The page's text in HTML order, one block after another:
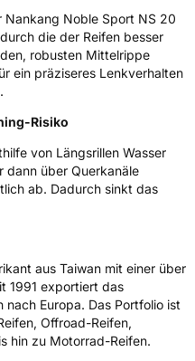
Alpine-SymbolNein
B.V.,
2514 JG DEN HAAG
Noble Sport NS 20
die der Reifen besser
robusten Mittelrippe
ein präziseres Lenkverhalten
Risiko
von Längsrillen Wasser
dann über Querkanäle
ab. Dadurch sinkt das
aus Taiwan mit einer über
1991 exportiert das
Europa. Das Portfolio ist
Offroad-Reifen,
hin zu Motorrad-Reifen.